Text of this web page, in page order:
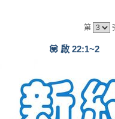
第
💟 啟 22:1~2